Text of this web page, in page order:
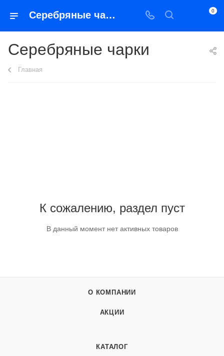
Серебряные чарки 0
Серебряные чарки
Главная
К сожалению, раздел пуст
В данный момент нет активных товаров
О КОМПАНИИ
АКЦИИ
КАТАЛОГ